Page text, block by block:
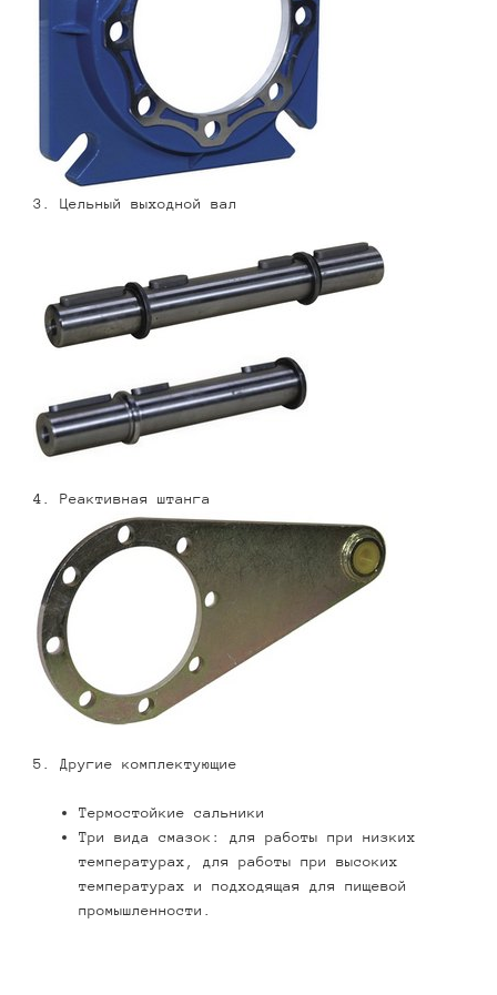
3. Цельный выходной вал
4. Реактивная штанга
5. Другие комплектующие
Термостойкие сальники
Три вида смазок: для работы при низких
температурах, для работы при высоких
температурах и подходящая для пищевой
промышленности.